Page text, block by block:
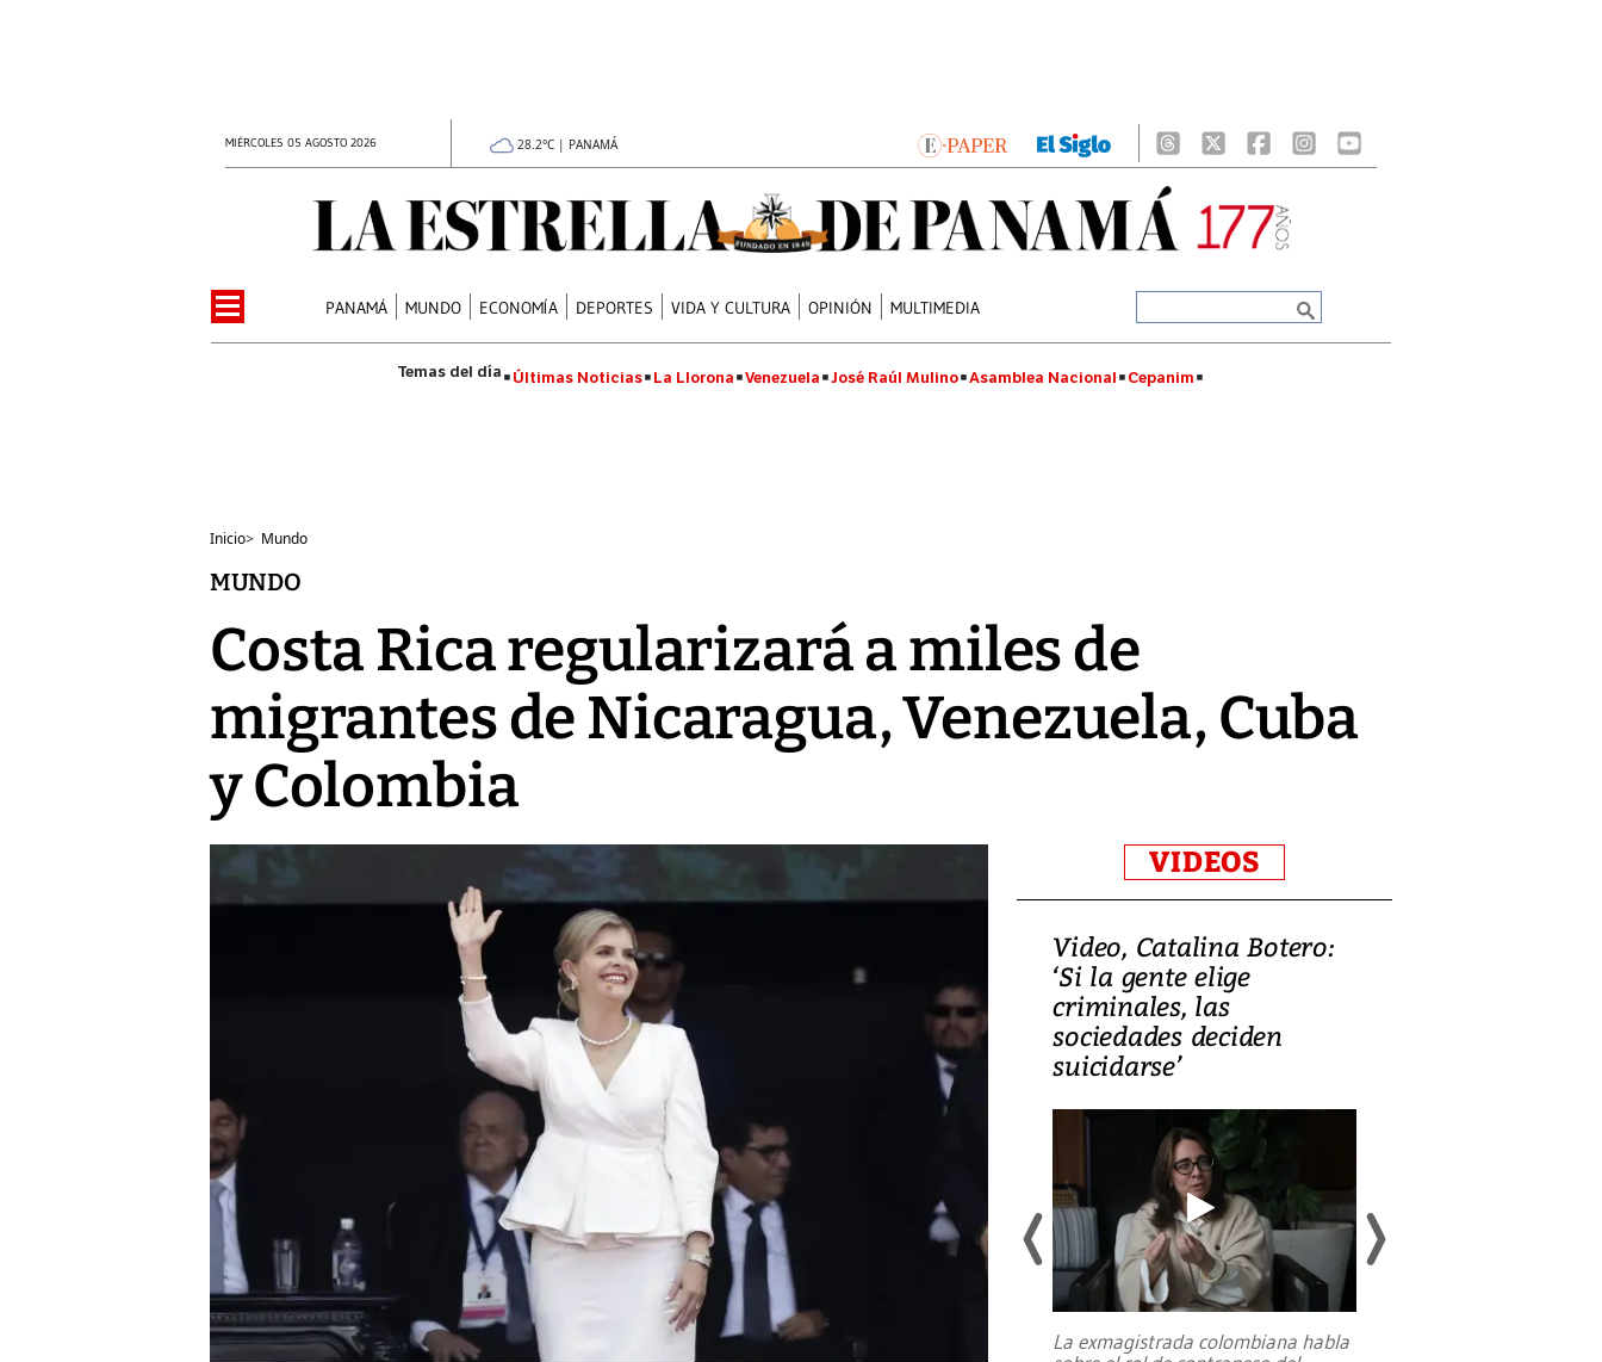
MIÉRCOLES 05 AGOSTO 2026 28.2°C | PANAMÁ
PANAMÁ MUNDO ECONOMÍA DEPORTES VIDA Y CULTURA OPINIÓN MULTIMEDIA
Últimas Noticias La Llorona Venezuela José Raúl Mulino Asamblea Nacional Cepanim
Inicio> Mundo
MUNDO
Costa Rica regularizará a miles de
migrantes de Nicaragua, Venezuela, Cuba
y Colombia
VIDEOS
deja heridos y graves
Un fuerte terremoto de magnitud
7,1 se registró este martes 28 de
julio en la prefectura de Kumamoto,
al sur de Japón, provocando una
Video, Catalina Botero:
‘Si la gente elige
criminales, las
sociedades deciden
suicidarse’
La exmagistrada colombiana habla